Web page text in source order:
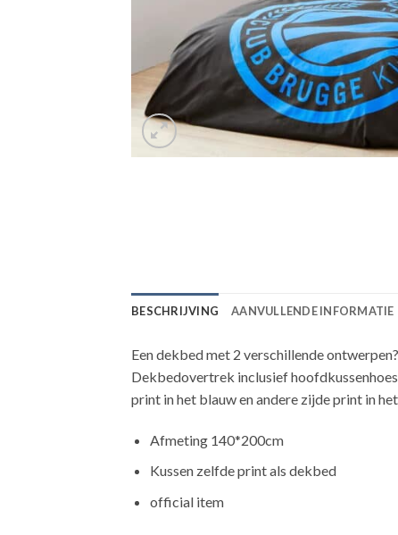
BESCHRIJVING AANVULLENDE INFORMATIE
Een dekbed met 2 verschillende
Dekbedovertrek inclusief
print in het blauw en andere zijde print in
Afmeting 140*200cm
Kussen zelfde print als dekbed
official item